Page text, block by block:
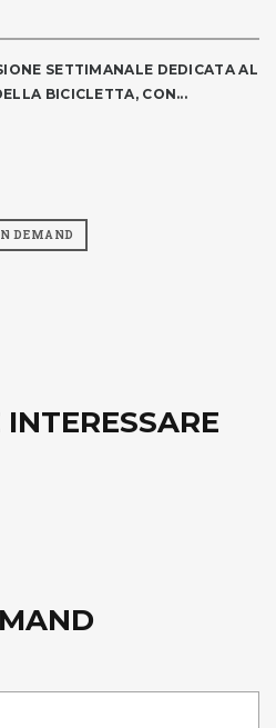
SETTIMANALE DEDICATA AL
BICICLETTA, CON...
DEMAND